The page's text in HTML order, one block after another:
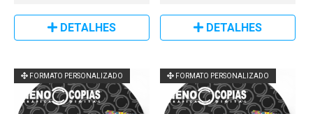
DETALHES DETALHES
FORMATO PERSONALIZADO FORMATO PERSONALIZADO